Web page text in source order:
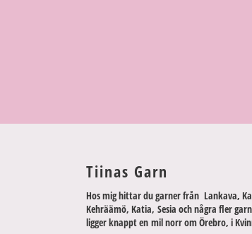
Tiinas Garn
Hos mig hittar du garner från Lankava,
Kehräämö, Katia, Sesia och några fler
ligger knappt en mil norr om Örebro, i